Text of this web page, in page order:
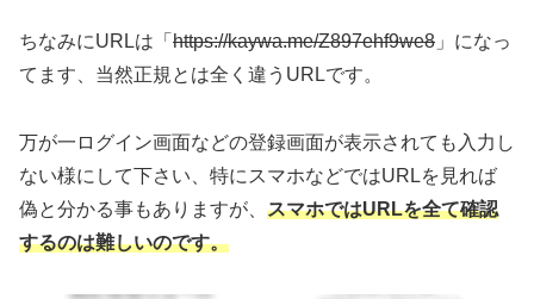
ちなみにURLは「 https://kaywa.me/Z897ehf9we8 」になっ
てます、当然正規とは全く違うURLです。
万が一ログイン画面などの登録画面が表示されても入力し
ない様にして下さい、特にスマホなどではURLを見れば
偽と分かる事もありますが、 スマホではURLを全て確認
するのは難しいのです。